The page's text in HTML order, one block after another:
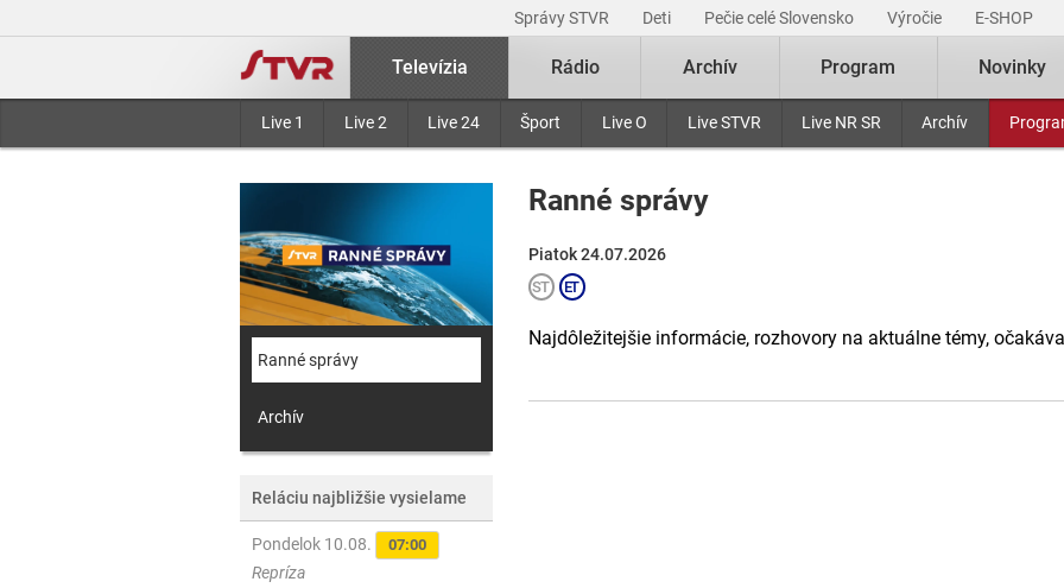
Správy STVR Deti Pečie celé Slovensko Výročie E-SHOP
Televízia
Live 1 Live 2 Live 24 Šport Live O Live STVR Live NR SR Archív
Rádio Archív Program Novinky
Ranné správy
Archív
Reláciu najbližšie vysielame
Pondelok 10.08. 07:00
Repríza
Ranné správy
Piatok 24.07.2026
Najdôležitejšie informácie, rozhovory na aktuálne témy,